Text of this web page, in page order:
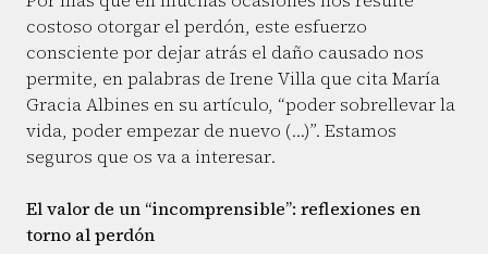
costoso otorgar el perdón, este esfuerzo
consciente por dejar atrás el daño causado nos
permite, en palabras de Irene Villa que cita María
Gracia Albines en su artículo, “poder sobrellevar la
vida, poder empezar de nuevo (…)”. Estamos
seguros que os va a interesar.
El valor de un “incomprensible”: reflexiones en
torno al perdón